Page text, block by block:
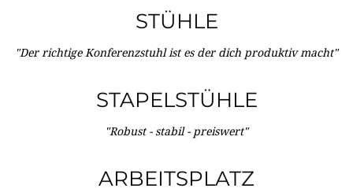
STÜHLE
"Der richtige Konferenzstuhl ist es der dich produktiv macht"
STAPELSTÜHLE
"Robust - stabil - preiswert"
ARBEITSPLATZ